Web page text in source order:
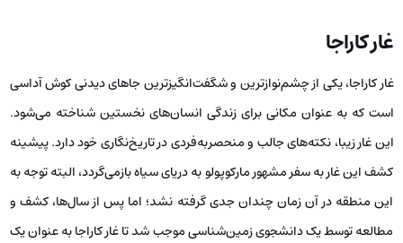
غار کاراجا
غار کاراجا، یکی از چشم‌نوازترین و شگفت‌انگیزترین جاهای دیدنی کوش آداسی
است که به عنوان مکانی برای زندگی انسان‌های نخستین شناخته می‌شود.
این غار زیبا، نکته‌های جالب و منحصربه‌فردی در تاریخ‌نگاری خود دارد. پیشینه
کشف این غار به سفر مشهور مارکوپولو به دریای سیاه بازمی‌گردد، البته توجه به
این منطقه در آن زمان چندان جدی گرفته نشد؛ اما پس از سال‌ها، کشف و
مطالعه توسط یک دانشجوی زمین‌شناسی موجب شد تا غار کاراجا به عنوان یک